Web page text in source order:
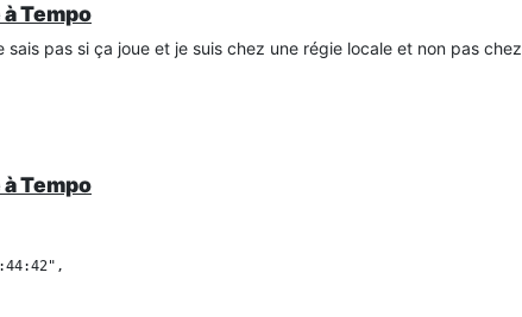
à Tempo
sais pas si ça joue et je suis chez une régie locale et non pas chez
à Tempo